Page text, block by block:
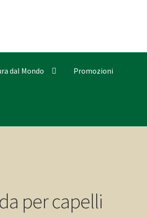
dal Mondo Promozioni
per capelli